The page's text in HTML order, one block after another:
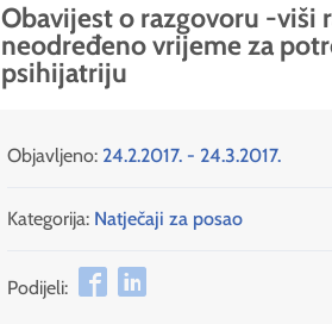
Obavijest o razgovoru -viši
neodređeno vrijeme za
psihijatriju
Objavljeno: 24.2.2017. - 24.3.2017.
Kategorija: Natječaji za posao
Podijeli: